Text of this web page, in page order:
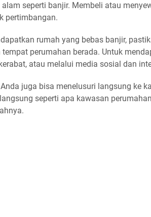
seperti banjir. Membeli atau
pertimbangan.
rumah yang bebas banjir,
tempat perumahan berada. Untuk
atau melalui media sosial dan
juga bisa menelusuri langsung ke
seperti apa kawasan